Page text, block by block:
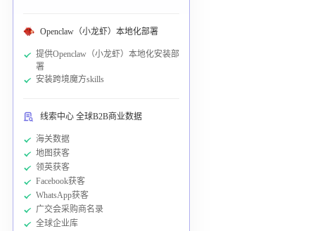
Openclaw（小龙虾）本地化部署
提供Openclaw（小龙虾）本地化安装部
署
安装跨境魔方skills
线索中心 全球B2B商业数据
海关数据
地图获客
领英获客
Facebook获客
WhatsApp获客
广交会采购商名录
全球企业库